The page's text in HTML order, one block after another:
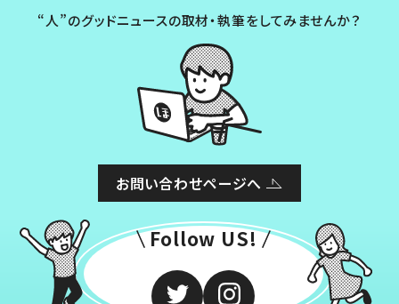
“人”のグッドニュースの取材・執筆をしてみませんか？
お問い合わせページへ
Follow US!